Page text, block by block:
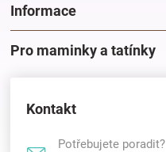
Informace
Pro maminky a tatínky
Kontakt
Potřebujete poradit?